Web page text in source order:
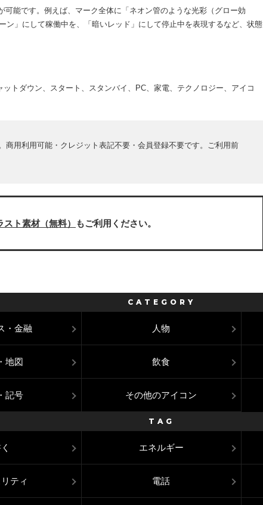
能です。例えば、マーク全体に「ネオン管のような光彩（グロー効
」にして稼働中を、「暗いレッド」にして停止中を表現するなど、状態
トダウン、スタート、スタンバイ、PC、家電、テクノロジー、アイコ
用利用可能・クレジット表記不要・会員登録不要です。ご利用前
ト素材（無料） もご利用ください。
CATEGORY
・金融 人物
地図 飲食
記号 その他のアイコン
TAG
エネルギー
ティ 電話